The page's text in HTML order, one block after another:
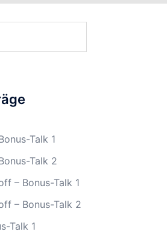
Talk 1
Talk 2
– Bonus-Talk 1
– Bonus-Talk 2
Talk 1